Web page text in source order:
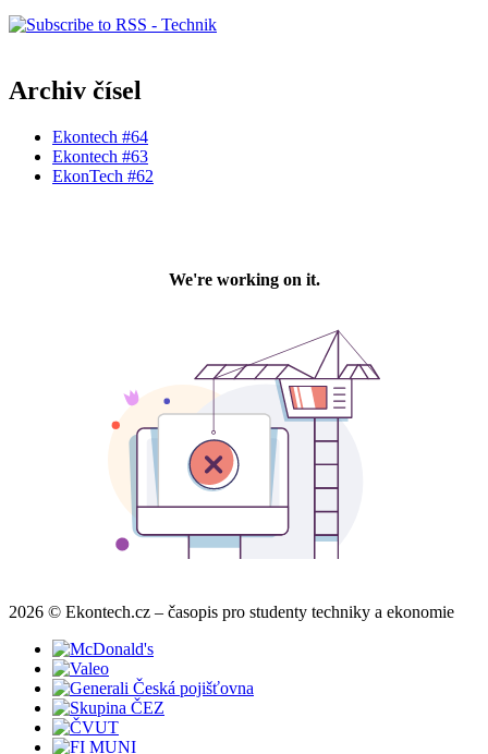
Archiv čísel
Ekontech #64
Ekontech #63
EkonTech #62
2026 © Ekontech.cz – časopis pro studenty techniky a ekonomie